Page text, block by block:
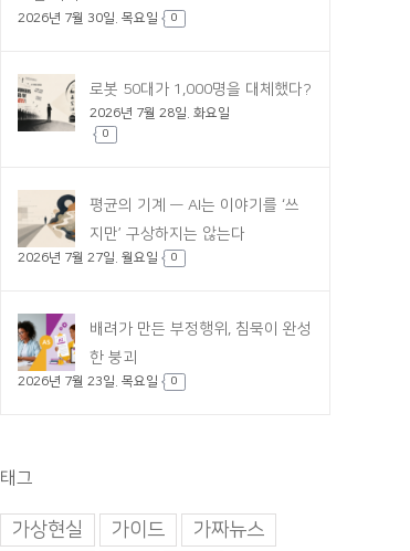
2026년 7월 30일. 목요일 0
로봇 50대가 1,000명을 대체했다?
2026년 7월 28일. 화요일
0
평균의 기계 — AI는 이야기를 ‘쓰
지만’ 구상하지는 않는다
2026년 7월 27일. 월요일 0
배려가 만든 부정행위, 침묵이 완성
한 붕괴
2026년 7월 23일. 목요일 0
태그
가상현실 가이드
가짜뉴스